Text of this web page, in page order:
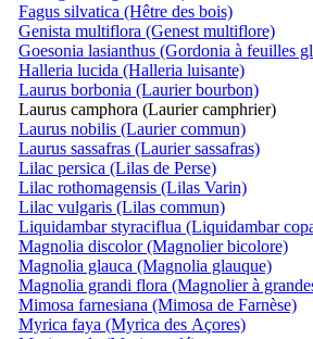
Fagus silvatica (Hêtre des bois)
Genista multiflora (Genest multiflore)
Goesonia lasianthus (Gordonia à feuilles
Halleria lucida (Halleria luisante)
Laurus borbonia (Laurier bourbon)
Laurus camphora (Laurier camphrier)
Laurus nobilis (Laurier commun)
Laurus sassafras (Laurier sassafras)
Lilac persica (Lilas de Perse)
Lilac rothomagensis (Lilas Varin)
Lilac vulgaris (Lilas commun)
Liquidambar styraciflua (Liquidambar
Magnolia discolor (Magnolier bicolore)
Magnolia glauca (Magnolia glauque)
Magnolia grandi flora (Magnolier à
Mimosa farnesiana (Mimosa de Farnèse)
Myrica faya (Myrica des Açores)